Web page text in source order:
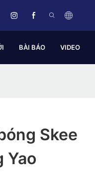
BÀI BÁO VIDEO
Skee
Yao